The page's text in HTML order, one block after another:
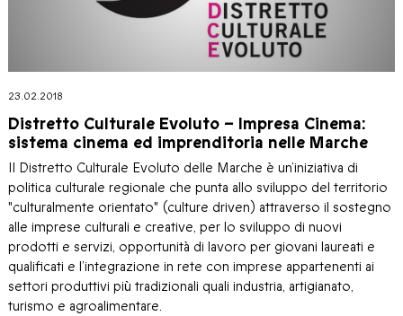
23.02.2018
Distretto Culturale Evoluto – Impresa Cinema:
sistema cinema ed imprenditoria nelle Marche
Il Distretto Culturale Evoluto delle Marche è un’iniziativa di
politica culturale regionale che punta allo sviluppo del territorio
"culturalmente orientato" (culture driven) attraverso il sostegno
alle imprese culturali e creative, per lo sviluppo di nuovi
prodotti e servizi, opportunità di lavoro per giovani laureati e
qualificati e l’integrazione in rete con imprese appartenenti ai
settori produttivi più tradizionali quali industria, artigianato,
turismo e agroalimentare.